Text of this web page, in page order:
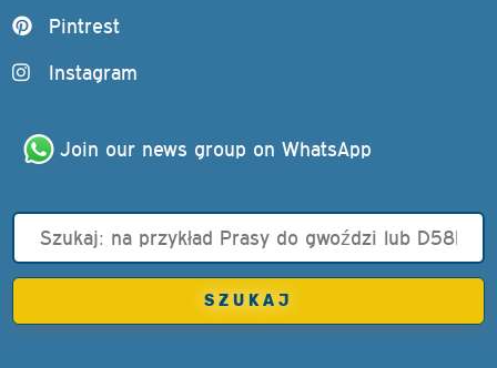
Pintrest
Instagram
Join our news group on WhatsApp